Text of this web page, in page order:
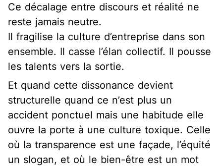
Ce décalage entre discours et réalité ne
reste jamais neutre.
Il fragilise la culture d’entreprise dans son
ensemble. Il casse l’élan collectif. Il pousse
les talents vers la sortie.
Et quand cette dissonance devient
structurelle quand ce n’est plus un
accident ponctuel mais une habitude elle
ouvre la porte à une culture toxique. Celle
où la transparence est une façade, l’équité
un slogan, et où le bien-être est un mot